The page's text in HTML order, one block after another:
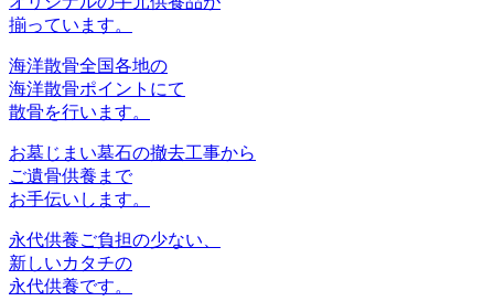
揃っています。
海洋散骨全国各地の
海洋散骨ポイントにて
散骨を行います。
お墓じまい墓石の撤去工事から
ご遺骨供養まで
お手伝いします。
永代供養ご負担の少ない、
新しいカタチの
永代供養です。